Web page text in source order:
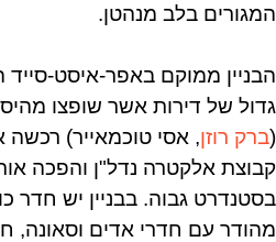
המגורים בלב מנהטן.
הבניין ממוקם באפר-איסט-
גדול של דירות אשר שופצו
(ברק רוזן, אסי טוכמאייר) רכשה
קבוצת אלקטרה נדל"ן והפכה
בסטנדרט גבוה. בבניין יש חדר
מהודר עם חדרי אדים וסאונה,